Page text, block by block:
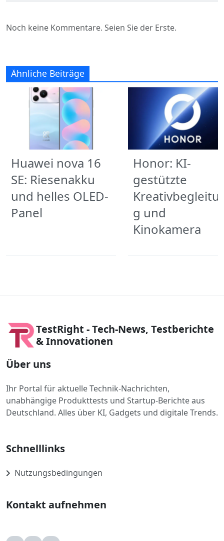
Noch keine Kommentare. Seien Sie der Erste.
Ähnliche Beiträge
Huawei nova 16
SE: Riesenakku
und helles OLED-
Panel
Honor: KI-
gestützte
g und
Kinokamera
TestRight - Tech-News, Testberichte
& Innovationen
Über uns
Ihr Portal für aktuelle Technik-Nachrichten,
unabhängige Produkttests und Startup-Berichte aus
Deutschland. Alles über KI, Gadgets und digitale Trends.
Schnelllinks
Nutzungsbedingungen
Kontakt aufnehmen